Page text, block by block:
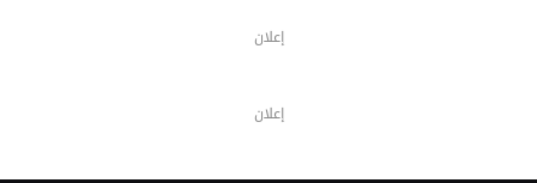
إعلان
إعلان